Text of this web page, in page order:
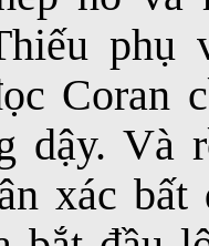
phụ
Coran
dậy. Và
xác